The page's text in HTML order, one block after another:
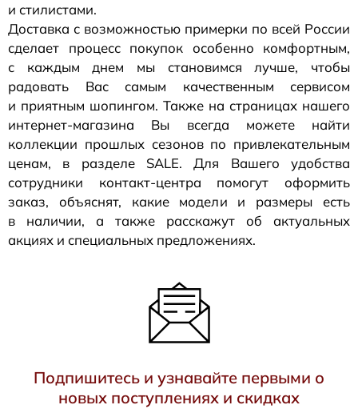
и стилистами.
Доставка с возможностью примерки по всей России
сделает процесс покупок особенно комфортным,
с каждым днем мы становимся лучше, чтобы
радовать Вас самым качественным сервисом
и приятным шопингом. Также на страницах нашего
интернет-магазина Вы всегда можете найти
коллекции прошлых сезонов по привлекательным
ценам, в разделе SALE. Для Вашего удобства
сотрудники контакт-центра помогут оформить
заказ, объяснят, какие модели и размеры есть
в наличии, а также расскажут об актуальных
акциях и специальных предложениях.
Подпишитесь и узнавайте первыми о
новых поступлениях и скидках